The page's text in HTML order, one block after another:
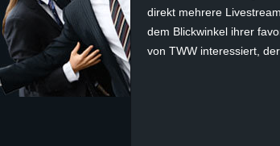
z
direkt mehrere
dem Blickwinkel ihrer
von TWW interessiert,